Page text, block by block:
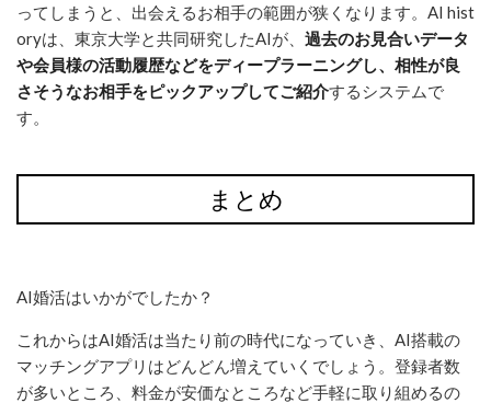
ってしまうと、出会えるお相手の範囲が狭くなります。AI hist
oryは、東京大学と共同研究したAIが、 過去のお見合いデータ
や会員様の活動履歴などをディープラーニングし、相性が良
さそうなお相手をピックアップしてご紹介するシステムで
す。
まとめ
AI婚活はいかがでしたか？
これからはAI婚活は当たり前の時代になっていき、AI搭載の
マッチングアプリはどんどん増えていくでしょう。登録者数
が多いところ、料金が安価なところなど手軽に取り組めるの